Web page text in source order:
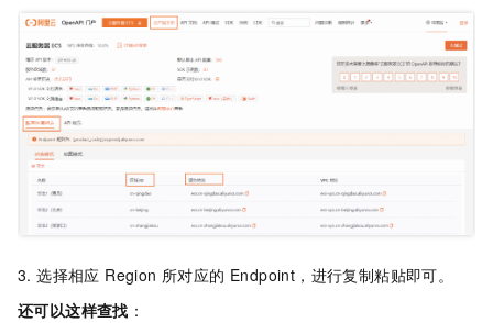
3. 选择相应 Region 所对应的 Endpoint，进行复制粘贴即可。
还可以这样查找 ：